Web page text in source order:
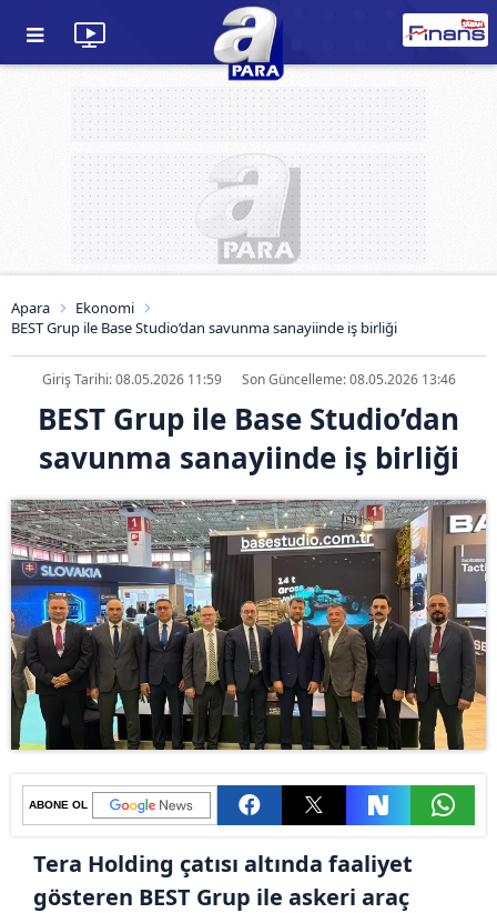
Apara
Ekonomi
BEST Grup ile Base Studio’dan savunma sanayiinde iş birliği
Giriş Tarihi: 08.05.2026 11:59 Son Güncelleme: 08.05.2026 13:46
BEST Grup ile Base Studio’dan
savunma sanayiinde iş birliği
ABONE OL
Tera Holding çatısı altında faaliyet
gösteren BEST Grup ile askeri araç